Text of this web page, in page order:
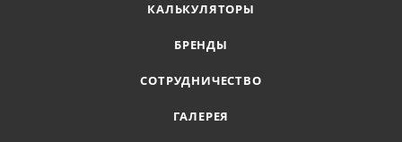
КАЛЬКУЛЯТОРЫ
БРЕНДЫ
СОТРУДНИЧЕСТВО
ГАЛЕРЕЯ